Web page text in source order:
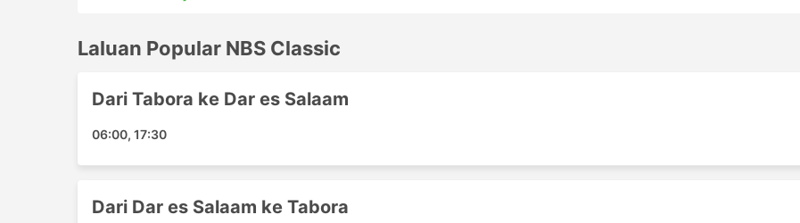
anda dengan NBS Classic. Ulasan dari para pengembara lain juga akan membantu anda untuk memilih
Stesen Popular NBS Classic
Stesen utama yang dilalui oleh bas NBS Classic termasuklah:
Tabora Bus Terminal
Laluan Popular NBS Classic
Dari Tabora ke Dar es Salaam
06:00, 17:30
Dari Dar es Salaam ke Tabora